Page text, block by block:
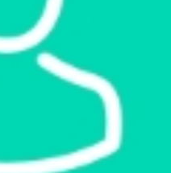
Помещение в
949.8 м²